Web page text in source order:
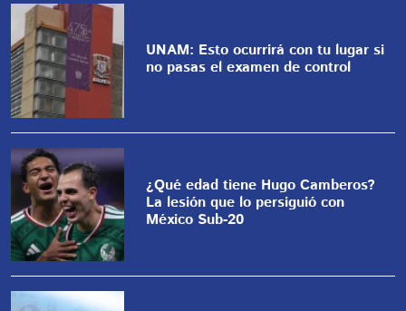
UNAM: Esto ocurrirá con tu lugar si
no pasas el examen de control
¿Qué edad tiene Hugo Camberos?
La lesión que lo persiguió con
México Sub-20